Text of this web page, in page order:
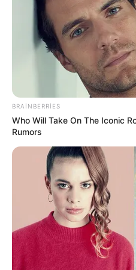
23:27 / 06 Avqust 2026
Stressin
təhlükələr
BRAINBERRIES
Who Will Take On The Iconic
Rumors